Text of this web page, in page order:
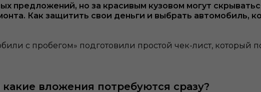
предложений, но за красивым кузовом могут
Как защитить свои деньги и выбрать автомобиль,
с пробегом» подготовили простой чек-лист, который
вложения потребуются сразу?